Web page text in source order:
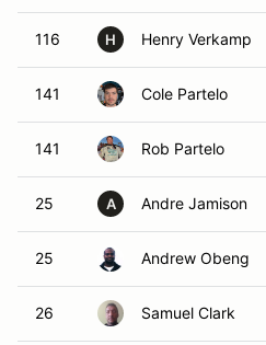
116 H Henry Verkamp
141 Cole Partelo
141 Rob Partelo
25 A Andre Jamison
25 Andrew Obeng
26 Samuel Clark